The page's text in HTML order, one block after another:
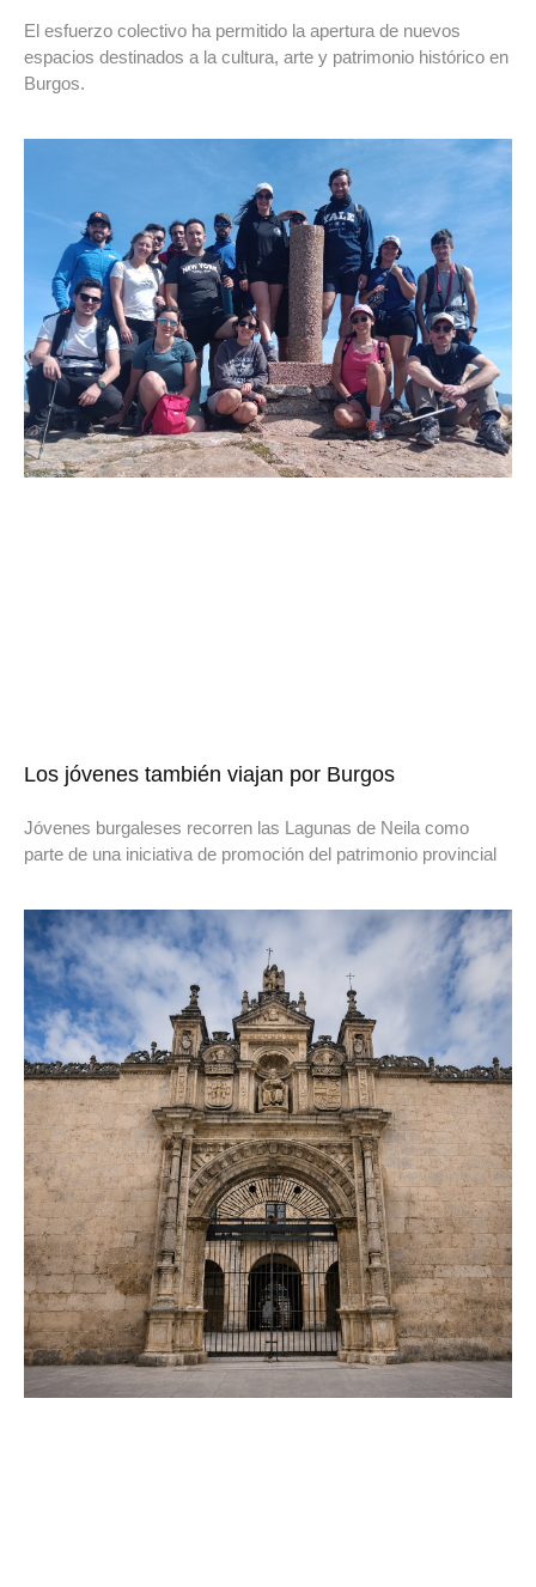
El esfuerzo colectivo ha permitido la apertura de nuevos
espacios destinados a la cultura, arte y patrimonio histórico en
Burgos.
Los jóvenes también viajan por Burgos
Jóvenes burgaleses recorren las Lagunas de Neila como
parte de una iniciativa de promoción del patrimonio provincial